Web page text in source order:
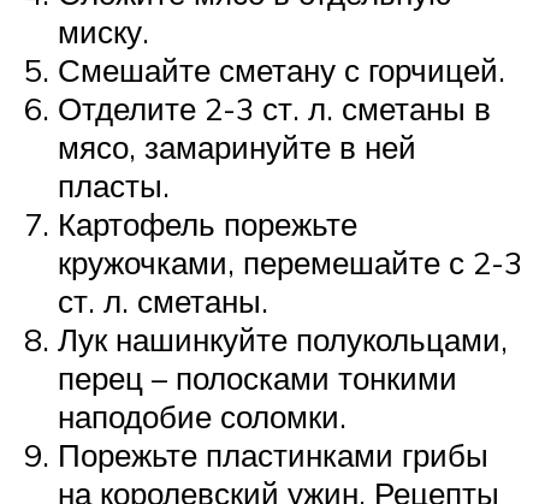
миску.
Смешайте сметану с горчицей.
Отделите 2-3 ст. л. сметаны в
мясо, замаринуйте в ней
пласты.
Картофель порежьте
кружочками, перемешайте с 2-3
ст. л. сметаны.
Лук нашинкуйте полукольцами,
перец – полосками тонкими
наподобие соломки.
Порежьте пластинками грибы
на королевский ужин. Рецепты